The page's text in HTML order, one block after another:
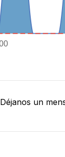
Déjanos un